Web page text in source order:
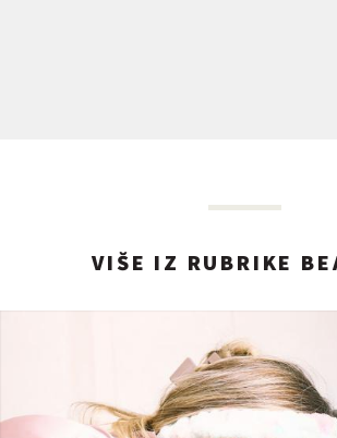
VIŠE IZ RUBRIKE